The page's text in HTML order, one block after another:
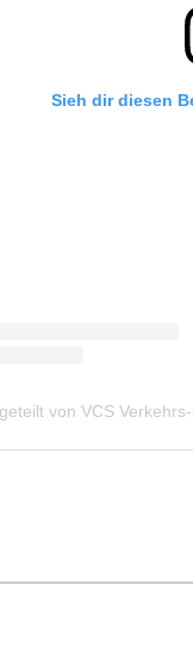
Sieh dir diesen